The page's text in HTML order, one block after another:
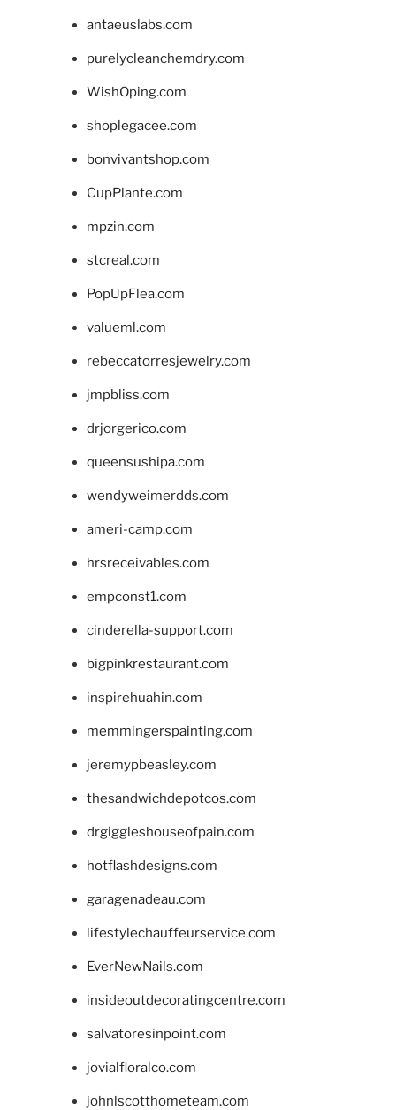
antaeuslabs.com
purelycleanchemdry.com
WishOping.com
shoplegacee.com
bonvivantshop.com
CupPlante.com
mpzin.com
stcreal.com
PopUpFlea.com
valueml.com
rebeccatorresjewelry.com
jmpbliss.com
drjorgerico.com
queensushipa.com
wendyweimerdds.com
ameri-camp.com
hrsreceivables.com
empconst1.com
cinderella-support.com
bigpinkrestaurant.com
inspirehuahin.com
memmingerspainting.com
jeremypbeasley.com
thesandwichdepotcos.com
drgiggleshouseofpain.com
hotflashdesigns.com
garagenadeau.com
lifestylechauffeurservice.com
EverNewNails.com
insideoutdecoratingcentre.com
salvatoresinpoint.com
jovialfloralco.com
johnlscotthometeam.com